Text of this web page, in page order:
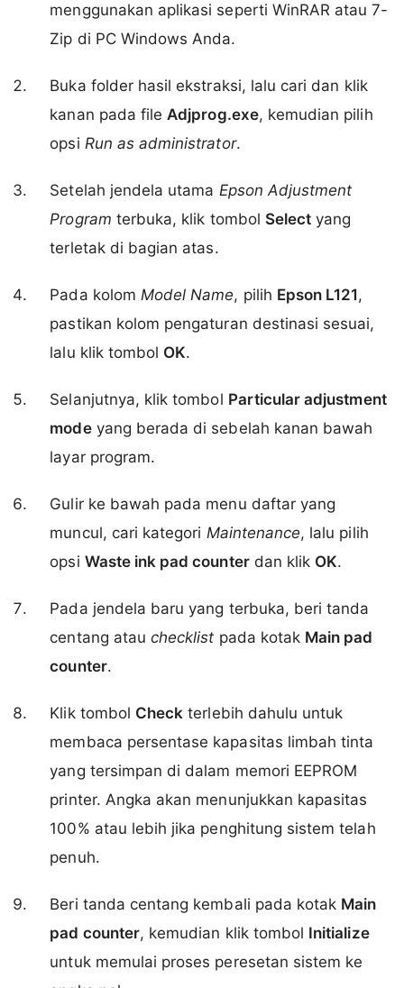
menggunakan aplikasi seperti WinRAR atau 7-
Zip di PC Windows Anda.
Buka folder hasil ekstraksi, lalu cari dan klik
kanan pada fileAdjprog.exe, kemudian pilih
opsi Run as administrator.
Setelah jendela utama Epson Adjustment
Program terbuka, klik tombol Select yang
terletak di bagian atas.
Pada kolom Model Name, pilih Epson L121,
pastikan kolom pengaturan destinasi sesuai,
lalu klik tombol OK.
Selanjutnya, klik tombol Particular adjustment
modeyang berada di sebelah kanan bawah
layar program.
Gulir ke bawah pada menu daftar yang
muncul, cari kategori Maintenance, lalu pilih
opsi Waste ink pad counterdan klik OK.
Pada jendela baru yang terbuka, beri tanda
centang atauchecklist pada kotak Main pad
counter.
Klik tombol Check terlebih dahulu untuk
membaca persentase kapasitas limbah tinta
yang tersimpan di dalam memori EEPROM
printer. Angka akan menunjukkan kapasitas
100% atau lebih jika penghitung sistem telah
penuh.
Beri tanda centang kembali pada kotak Main
pad counter, kemudian klik tombol Initialize
untuk memulai proses peresetan sistem ke